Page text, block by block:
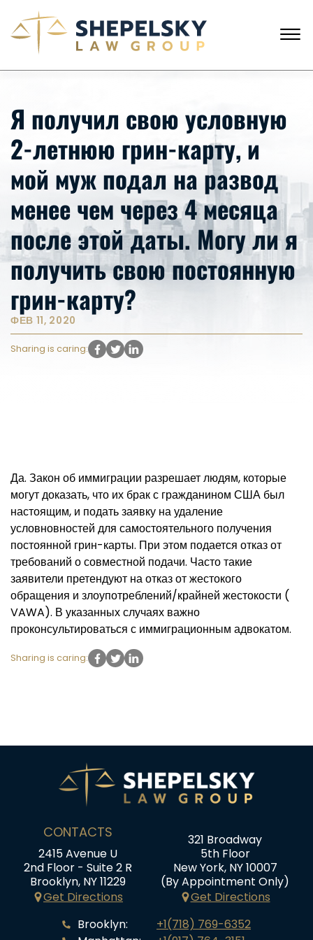
☰
АНГЛИЙСКИЙ
РУССКИЙ
ГЛАВНАЯ
НАША КОМАНДА
УСЛУГИ
ИСТОРИИ КЛИЕНТОВ
НОВОСТИ
КОНТАКТЫ
Я получил свою условную
2-летнюю грин-карту, и
мой муж подал на развод
менее чем через 4 месяца
после этой даты. Могу ли я
получить свою постоянную
грин-карту?
ФЕВ 11, 2020
Sharing is caring:
Да. Закон об иммиграции разрешает людям, которые
могут доказать, что их брак с гражданином США был
настоящим, и подать заявку на удаление
условновностей для самостоятельного получения
постоянной грин-карты. При этом подается отказ от
требований о совместной подачи. Часто такие
заявители претендуют на отказ от жестокого
обращения и злоупотреблений/крайней жестокости (
VAWA). В указанных случаях важно
проконсультироваться с иммиграционным адвокатом.
Sharing is caring:
CONTACTS
2415 Avenue U
2nd Floor - Suite 2 R
Brooklyn, NY 11229
Get Directions
321 Broadway
5th Floor
New York, NY 10007
(By Appointment Only)
Get Directions
Brooklyn:
+1(718) 769-6352